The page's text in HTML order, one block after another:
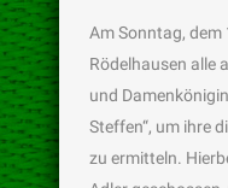
Am Sonntag,
Rödelhausen alle
und
Steffen“, um ihre
zu ermitteln.